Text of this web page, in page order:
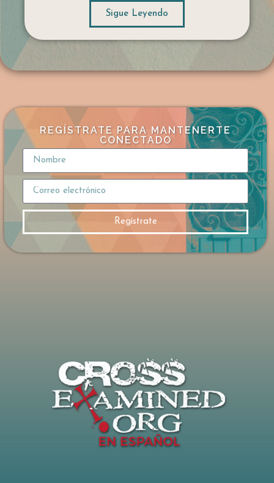
En este diálogo,
un ateo presenta esta idea como una “parad
oja” frente a Frank
Frank responde señalando que no
se trata de una paradoja, sino de una realida
d básica sobre cómo funciona la verdad.
Cuando dos afirmaciones se contradicen,
El número de personas que creen algo
Frank utiliza un ejemplo matemático sencillo
: si varias personas afirman respuestas difere
ntes a una misma operación,
solo una puede ser correcta, independiente
No todas las religiones ofrecen el mismo tip
o de evidencia ni hacen las mismas afirmaci
ones verificables.
Según Frank, el cristianismo se apoya en una
cadena específica de razonamiento: si la ve
rdad existe, si Dios existe, si los milagros son
posibles y si Jesús resucitó de
Sigue Leyendo
REGÍSTRATE PARA MANTENERTE
CONECTADO
Regístrate